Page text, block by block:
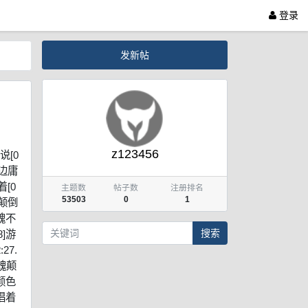
登录
[0
庸
[0
倒
不
游
颠
色
着
发新帖
z123456
主题数
53503
帖子数
0
注册排名
1
搜索